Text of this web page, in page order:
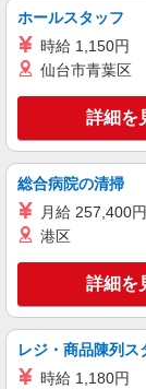
キー
キー
派遣社員
株式会社シーエー
ホールスタッフ
時給 1,150円
仙台市青葉区
詳細を
総合病院の清掃
月給 257,400円
港区
詳細を
レジ・商品陳列ス
時給 1,180円